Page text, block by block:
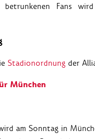
betrunkenen Fans
Stadionordnung der
München
am Sonntag in